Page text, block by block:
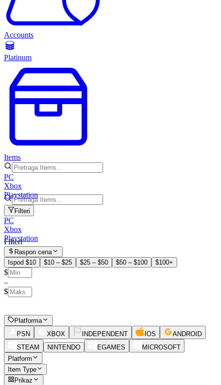
Accounts
Platinum
Items
PC
Xbox
Playstation
Filteri
PC
Xbox
Playstation
Filteri
Raspon cena
Ispod $10
$10 – $25 $25 – $50 $50 – $100 $100+
$
–
$
Platforma
PSN
XBOX INDEPENDENT IOS
ANDROID
STEAM
NINTENDO EGAMES
MICROSOFT
Platform
Item Type
Prikaz